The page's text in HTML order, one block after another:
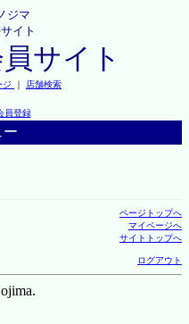
ジマ
イト
サイト
ジ ｜ 店舗検索
員登録
ー
ページトップへ
マイページへ
サイトトップへ
ログアウト